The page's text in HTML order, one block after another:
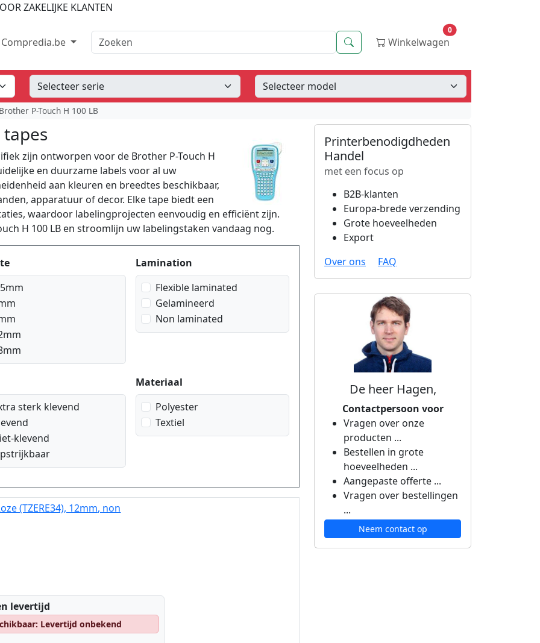
ZAKELIJKE KLANTEN
Compredia.be Zoeken Zoeken Winkelwagen
0
Brother P-Touch H 100 LB
tapes
zijn ontworpen voor de Brother P-Touch H
en duurzame labels voor al uw
aan kleuren en breedtes beschikbaar,
apparatuur of decor. Elke tape biedt een
waardoor labelingprojecten eenvoudig en efficiënt zijn.
H 100 LB en stroomlijn uw labelingstaken vandaag nog.
Lamination
Flexible laminated
Gelamineerd
Non laminated
sterk klevend
klevend
Materiaal
Polyester
Textiel
(TZERE34), 12mm, non
levertijd
Levertijd onbekend
Printerbenodigdheden
Handel
met een focus op
B2B-klanten
Europa-brede verzending
Grote hoeveelheden
Export
Over ons
FAQ
De heer Hagen,
Contactpersoon voor
Vragen over onze
producten ...
Bestellen in grote
hoeveelheden ...
Aangepaste offerte ...
Vragen over bestellingen
...
Neem contact op